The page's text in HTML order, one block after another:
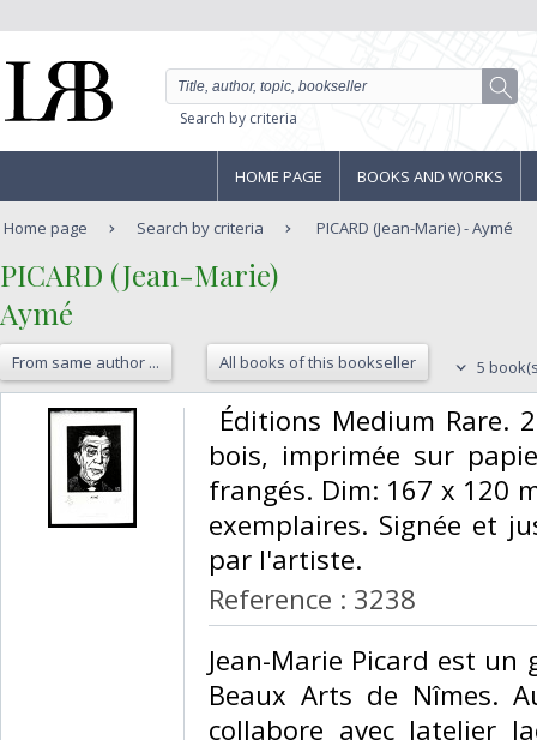
Search by criteria
HOME PAGE BOOKS AND WORKS
Home page Search by criteria PICARD (Jean-Marie) - Aymé
‎PICARD (Jean-Marie)‎
‎Aymé‎
From same author ... All books of this bookseller 5
Éditions Medium Rare.
bois, imprimée sur
frangés. Dim: 167 x 120
exemplaires. Signée et
par l'artiste.‎
Reference : 3238
‎Jean-Marie Picard est
Beaux Arts de Nîmes.
collabore avec latelier